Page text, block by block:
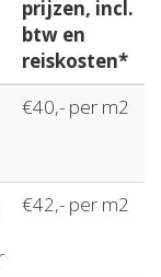
prijzen, incl.
btw en
reiskosten*
€40,- per m2
€42,- per m2